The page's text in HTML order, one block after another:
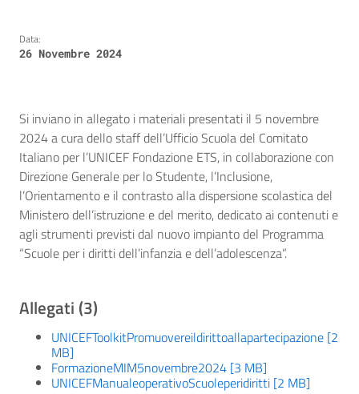
Data:
26 Novembre 2024
Si inviano in allegato i materiali presentati il 5 novembre
2024 a cura dello staff dell’Ufficio Scuola del Comitato
Italiano per l’UNICEF Fondazione ETS, in collaborazione con
Direzione Generale per lo Studente, l’Inclusione,
l’Orientamento e il contrasto alla dispersione scolastica del
Ministero dell’istruzione e del merito, dedicato ai contenuti e
agli strumenti previsti dal nuovo impianto del Programma
“Scuole per i diritti dell’infanzia e dell’adolescenza”.
Allegati (3)
UNICEFToolkitPromuovereildirittoallapartecipazione [2
MB]
FormazioneMIM5novembre2024 [3 MB]
UNICEFManualeoperativoScuoleperidiritti [2 MB]